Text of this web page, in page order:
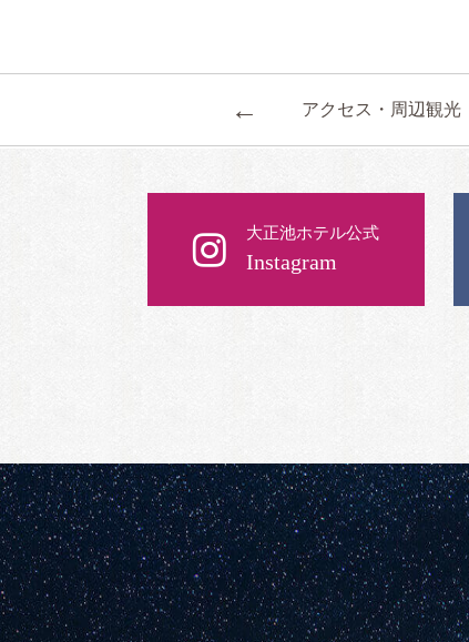
← アクセス・周辺観光
大正池ホテル公式
Instagram